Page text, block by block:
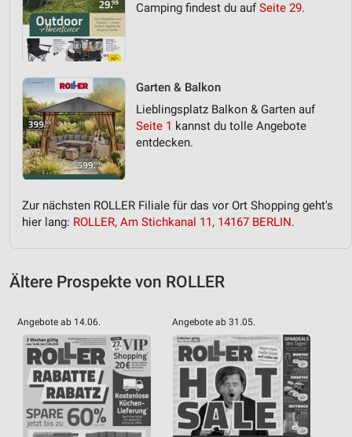
Camping findest du aufSeite 29.
Garten & Balkon
Lieblingsplatz Balkon & Garten auf
Seite 1 kannst du tolle Angebote
entdecken.
Zur nächsten ROLLER Filiale für das vor Ort Shopping geht's
hier lang: ROLLER, Am Stichkanal 11, 14167 BERLIN.
Ältere Prospekte von ROLLER
Angebote ab 14.06. Angebote ab 31.05.